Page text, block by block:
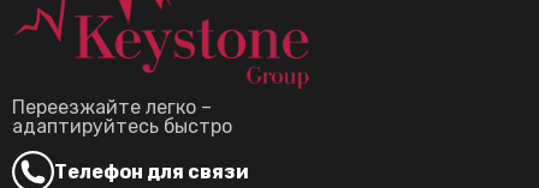
Переезжайте легко –
адаптируйтесь быстро
Телефон для связи